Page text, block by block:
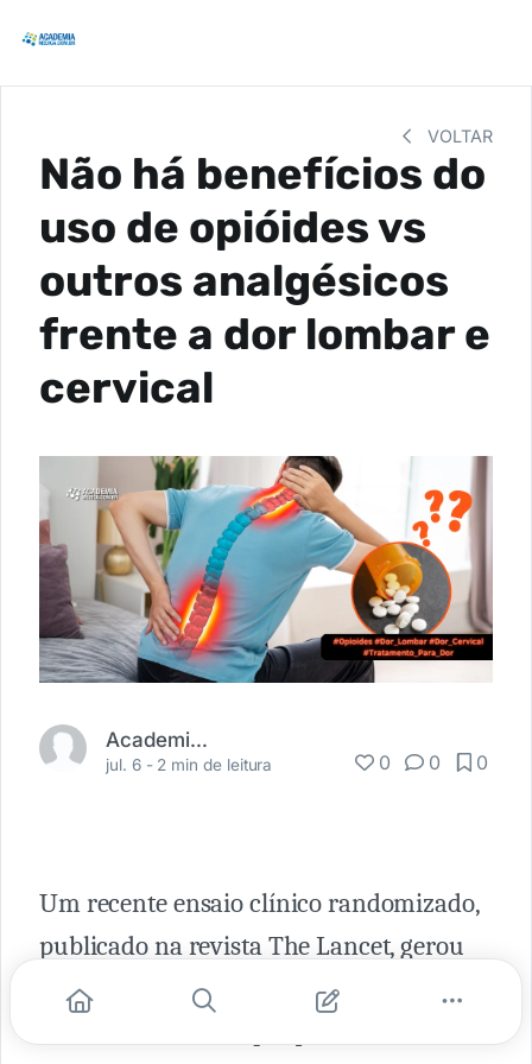
VOLTAR
Não há benefícios do
uso de opióides vs
outros analgésicos
frente a dor lombar e
cervical
Academia Médica
jul. 6 - 2 min de leitura 0 0 0
Um recente ensaio clínico randomizado,
publicado na revista The Lancet, gerou
descobertas significativas para a